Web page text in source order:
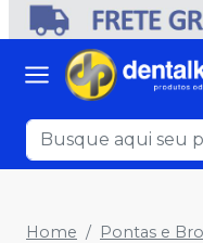
Home Pontas e